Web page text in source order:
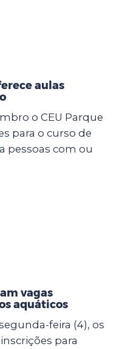
aulas
o CEU Parque
para o curso de
pessoas com ou
vagas
aquáticos
feira (4), os
para